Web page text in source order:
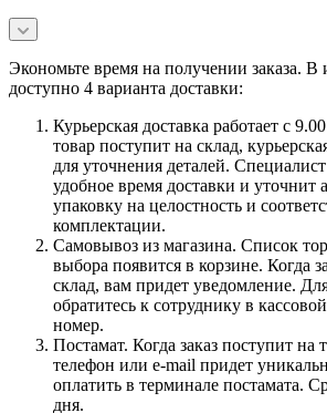
Экономьте время на получении заказа. В
доступно 4 варианта доставки:
Курьерская доставка работает с
товар поступит на склад,
для уточнения деталей.
удобное время доставки и уточнит
упаковку на целостность и
комплектации.
Самовывоз из магазина. Список
выбора появится в корзине. Когда
склад, вам придет уведомление.
обратитесь к сотруднику в
номер.
Постамат. Когда заказ поступит на
телефон или e-mail придет
оплатить в терминале постамата.
дня.